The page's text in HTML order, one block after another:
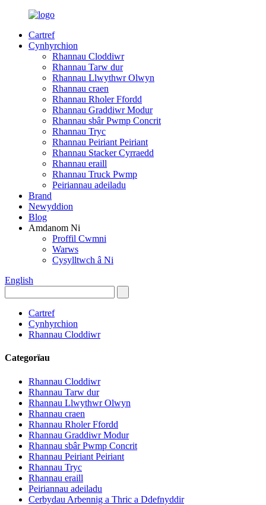
Cartref
Cynhyrchion
Rhannau Cloddiwr
Rhannau Tarw dur
Rhannau Llwythwr Olwyn
Rhannau craen
Rhannau Rholer Ffordd
Rhannau Graddiwr Modur
Rhannau sbâr Pwmp Concrit
Rhannau Tryc
Rhannau Peiriant Peiriant
Rhannau Stacker Cyrraedd
Rhannau eraill
Rhannau Truck Pwmp
Peiriannau adeiladu
Brand
Newyddion
Blog
Amdanom Ni
Proffil Cwmni
Warws
Cysylltwch â Ni
English
Cartref
Cynhyrchion
Rhannau Cloddiwr
Categorïau
Rhannau Cloddiwr
Rhannau Tarw dur
Rhannau Llwythwr Olwyn
Rhannau craen
Rhannau Rholer Ffordd
Rhannau Graddiwr Modur
Rhannau sbâr Pwmp Concrit
Rhannau Peiriant Peiriant
Rhannau Tryc
Rhannau eraill
Peiriannau adeiladu
Cerbydau Arbennig a Thric a Ddefnyddir